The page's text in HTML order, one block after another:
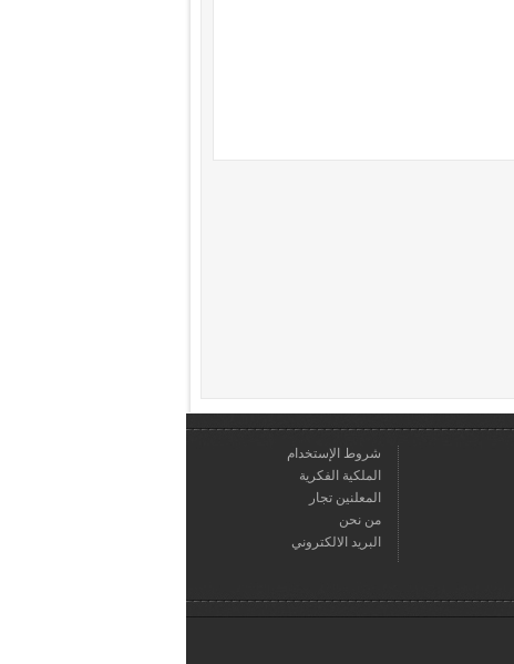
شروط الإستخدام
الملكية الفكرية
المعلنين تجار
من نحن
البريد الالكتروني